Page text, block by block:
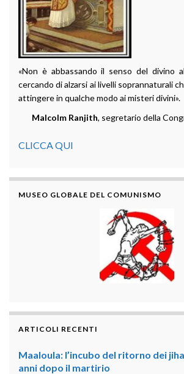
«Non è abbassando il senso del divino
cercando di alzarsi ai livelli soprannaturali
attingere in qualche modo ai misteri divini».
Malcolm Ranjith, segretario della
CLICCA QUI
MUSEO GLOBALE DEL COMUNISMO
ARTICOLI RECENTI
Maaloula: l’incubo del ritorno dei
anni dopo il martirio